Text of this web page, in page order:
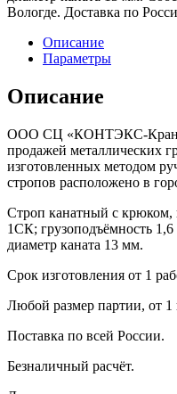
Вологде. Доставка по
Описание
Параметры
Описание
ООО СЦ «КОНТЭКС-Кран»
продажей металлических
изготовленных методом
стропов расположено в
Строп канатный с крюком,
1СК; грузоподъёмность
диаметр каната 13 мм.
Срок изготовления от 1
Любой размер партии, от 1
Поставка по всей России.
Безналичный расчёт.